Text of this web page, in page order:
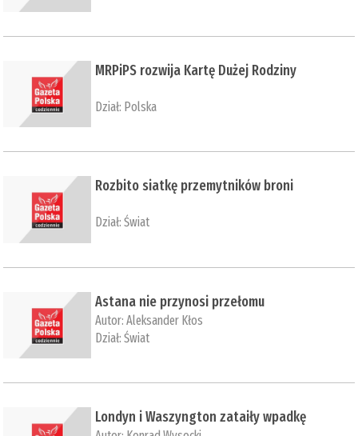
MRPiPS rozwija Kartę Dużej Rodziny
Dział: Polska
Rozbito siatkę przemytników broni
Dział:Świat
Astana nie przynosi przełomu
Autor:Aleksander Kłos
Dział:Świat
Londyn i Waszyngton zataiły wpadkę